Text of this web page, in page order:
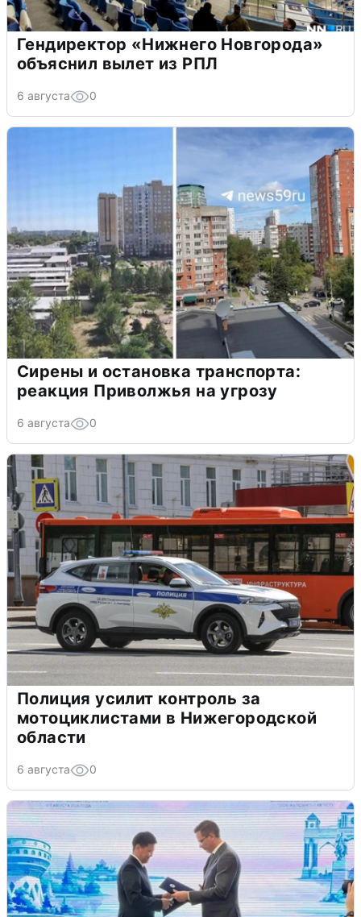
Гендиректор «Нижнего Новгорода»
объяснил вылет из РПЛ
6 августа 0
Сирены и остановка транспорта:
реакция Приволжья на угрозу
6 августа 0
Полиция усилит контроль за
мотоциклистами в Нижегородской
области
6 августа 0